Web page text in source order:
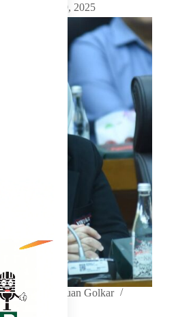
Desember 29, 2025
Perempuan Golkar